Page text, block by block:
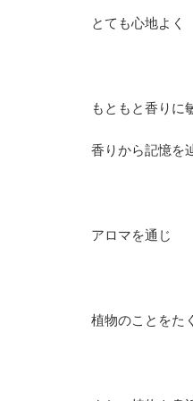
とても心地よく
もともと香りに
香りから記憶を
アロマを通じ
植物のことをた